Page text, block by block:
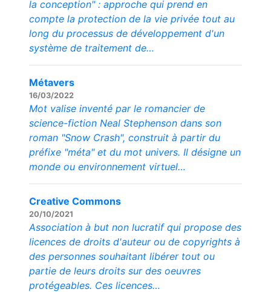
la conception" : approche qui prend en
compte la protection de la vie privée tout au
long du processus de développement d'un
système de traitement de…
Métavers
16/03/2022
Mot valise inventé par le romancier de
science-fiction Neal Stephenson dans son
roman "Snow Crash", construit à partir du
préfixe "méta" et du mot univers. Il désigne un
monde ou environnement virtuel…
Creative Commons
20/10/2021
Association à but non lucratif qui propose des
licences de droits d'auteur ou de copyrights à
des personnes souhaitant libérer tout ou
partie de leurs droits sur des oeuvres
protégeables. Ces licences…